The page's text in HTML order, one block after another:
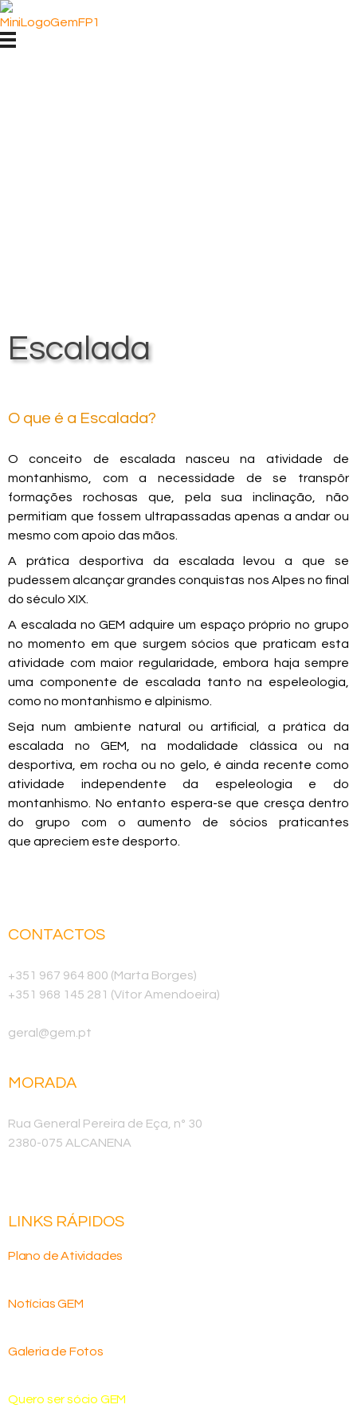
GEM - GRUPO DE ESPELEOLOGIA E MONTANHISMO
Grupo de Espeleologia e Montanhismo
Escalada
O que é a Escalada?
O conceito de escalada nasceu na atividade de
montanhismo, com a necessidade de se transpôr
formações rochosas que, pela sua inclinação, não
permitiam que fossem ultrapassadas apenas a andar ou
mesmo com apoio das mãos.
A prática desportiva da escalada levou a que se
pudessem alcançar grandes conquistas nos Alpes no final
do século XIX.
A escalada no GEM adquire um espaço próprio no grupo
no momento em que surgem sócios que praticam esta
atividade com maior regularidade, embora haja sempre
uma componente de escalada tanto na espeleologia,
como no montanhismo e alpinismo.
Seja num ambiente natural ou artificial, a prática da
escalada no GEM, na modalidade clássica ou na
desportiva, em rocha ou no gelo, é ainda recente como
atividade independente da espeleologia e do
montanhismo. No entanto espera-se que cresça dentro
do grupo com o aumento de sócios praticantes
que apreciem este desporto.
CONTACTOS
+351 967 964 800 (Marta Borges)
+351 968 145 281 (Vítor Amendoeira)
geral@gem.pt
MORADA
Rua General Pereira de Eça, nº 30
2380-075 ALCANENA
LINKS RÁPIDOS
Plano de Atividades
Notícias GEM
Galeria de Fotos
Quero ser sócio GEM